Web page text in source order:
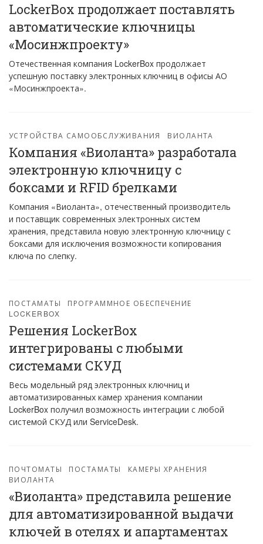
LockerBox продолжает поставлять
автоматические ключницы
«Мосинжпроекту»
Отечественная компания LockerBox продолжает
успешную поставку электронных ключниц в офисы АО
«Мосинжпроекта».
УСТРОЙСТВА САМООБСЛУЖИВАНИЯ ВИОЛАНТА
Компания «Виоланта» разработала
электронную ключницу с
боксами и RFID брелками
Компания «Виоланта», отечественный производитель
и поставщик современных электронных систем
хранения, представила новую электронную ключницу с
боксами для исключения возможности копирования
ключа по слепку.
ПОСТАМАТЫ
ПРОГРАММНОЕ ОБЕСПЕЧЕНИЕ
LOCKERBOX
Решения LockerBox
интегрированы с любыми
системами СКУД
Весь модельный ряд электронных ключниц и
автоматизированных камер хранения компании
LockerBox получил возможность интеграции с любой
системой СКУД или ServiceDesk.
ПОЧТОМАТЫ ПОСТАМАТЫ
КАМЕРЫ ХРАНЕНИЯ
ВИОЛАНТА
«Виоланта» представила решение
для автоматизированной выдачи
ключей в отелях и апартаментах